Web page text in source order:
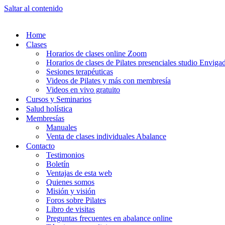
Saltar al contenido
Home
Clases
Horarios de clases online Zoom
Horarios de clases de Pilates presenciales studio
Sesiones terapéuticas
Videos de Pilates y más con membresía
Videos en vivo gratuito
Cursos y Seminarios
Salud holística
Membresías
Manuales
Venta de clases individuales Abalance
Contacto
Testimonios
Boletín
Ventajas de esta web
Quienes somos
Misión y visión
Foros sobre Pilates
Libro de visitas
Preguntas frecuentes en abalance online